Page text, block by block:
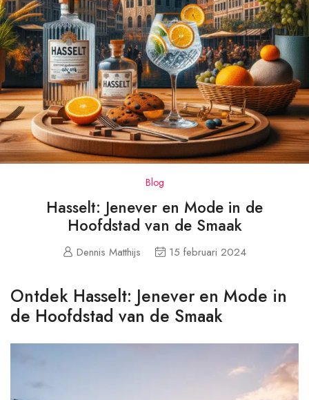
Blog
Hasselt: Jenever en Mode in de
Hoofdstad van de Smaak
Dennis Matthijs 15 februari 2024
Ontdek Hasselt: Jenever en Mode in
de Hoofdstad van de Smaak